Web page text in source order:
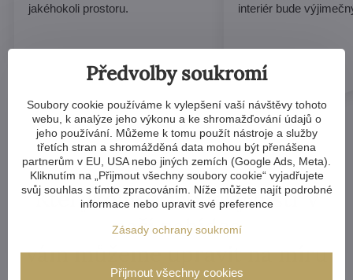
jakéhokoli prostoru.
interiér bude
Kterýkoliv křišťálový lustr v
naší nabídce
vám můžeme upravit na míru
Předvolby soukromí
Soubory cookie používáme k vylepšení vaší návštěvy tohoto
webu, k analýze jeho výkonu a ke shromažďování údajů o
jeho používání. Můžeme k tomu použít nástroje a služby
třetích stran a shromážděná data mohou být přenášena
partnerům v EU, USA nebo jiných zemích (Google Ads, Meta).
Kliknutím na „Přijmout všechny soubory cookie“ vyjadřujete
svůj souhlas s tímto zpracováním. Níže můžete najít podrobné
informace nebo upravit své preference
Zásady ochrany soukromí
Přijmout všechny cookies